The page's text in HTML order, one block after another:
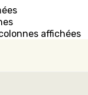
affichées